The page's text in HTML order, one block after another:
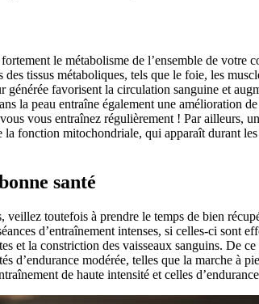
le métabolisme de l’ensemble de votre
tissus métaboliques, tels que le foie, les
favorisent la circulation sanguine et
la peau entraîne également une amélioration
vous entraînez régulièrement ! Par ailleurs,
fonction mitochondriale, qui apparaît durant
santé
toutefois à prendre le temps de bien
d’entraînement intenses, si celles-ci sont
et la constriction des vaisseaux sanguins. De
d’endurance modérée, telles que la marche
de haute intensité et celles